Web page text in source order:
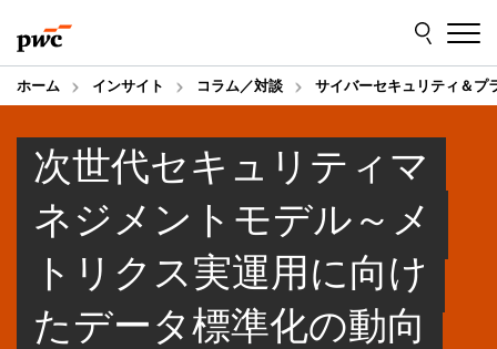
to
content
to
footer
ホーム インサイト コラム／対談 サイバーセキュリティ＆プ
次世代セキュリティマ
ネジメントモデル～メ
トリクス実運用に向け
たデータ標準化の動向